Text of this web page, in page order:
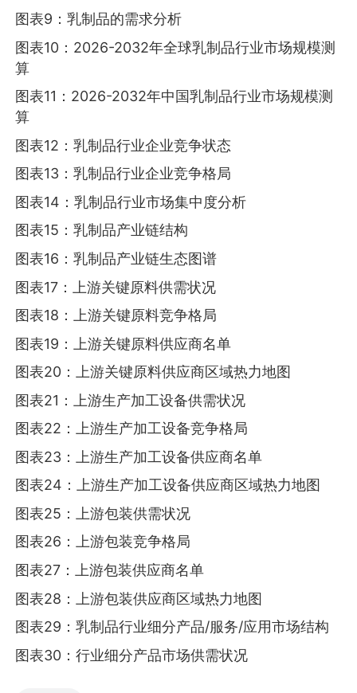
图表9：乳制品的需求分析
图表10：2026-2032年全球乳制品行业市场规模测
算
图表11：2026-2032年中国乳制品行业市场规模测
算
图表12：乳制品行业企业竞争状态
图表13：乳制品行业企业竞争格局
图表14：乳制品行业市场集中度分析
图表15：乳制品产业链结构
图表16：乳制品产业链生态图谱
图表17：上游关键原料供需状况
图表18：上游关键原料竞争格局
图表19：上游关键原料供应商名单
图表20：上游关键原料供应商区域热力地图
图表21：上游生产加工设备供需状况
图表22：上游生产加工设备竞争格局
图表23：上游生产加工设备供应商名单
图表24：上游生产加工设备供应商区域热力地图
图表25：上游包装供需状况
图表26：上游包装竞争格局
图表27：上游包装供应商名单
图表28：上游包装供应商区域热力地图
图表29：乳制品行业细分产品/服务/应用市场结构
图表30：行业细分产品市场供需状况